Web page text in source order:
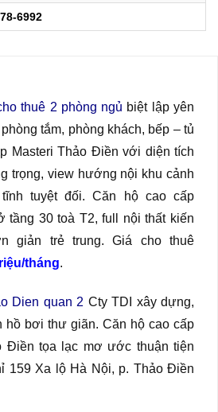
78-6992
thuê 2 phòng ngủ biệt lập yên
tắm, phòng khách, bếp – tủ
Masteri Thảo Điền với diện tích
trọng, view hướng nội khu cảnh
tuyệt đối. Căn hộ cao cấp
tầng 30 toà T2, full nội thất kiến
giản trẻ trung. Giá cho thuê
tháng.
Dien quan 2 Cty TDI xây dựng,
hồ bơi thư giãn. Căn hộ cao cấp
Điền tọa lạc mơ ước thuận tiện
159 Xa lộ Hà Nội, p. Thảo Điền